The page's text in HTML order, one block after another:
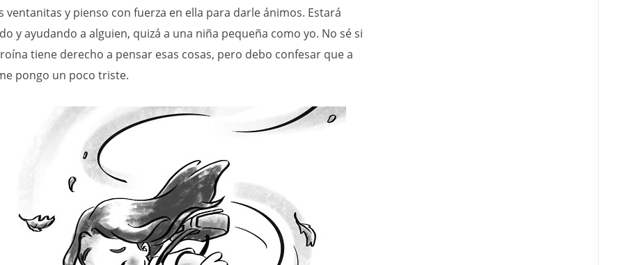
ventanitas y pienso con fuerza en ella para darle ánimos. Estará
y ayudando a alguien, quizá a una niña pequeña como yo. No sé si
tiene derecho a pensar esas cosas, pero debo confesar que a
pongo un poco triste.